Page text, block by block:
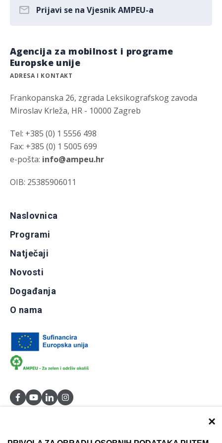
×
Prijavi se na Vjesnik AMPEU-a
Agencija za mobilnost i programe
Europske unije
ADRESA I KONTAKT
Frankopanska 26, zgrada Leksikografskog zavoda
Miroslav Krleža, HR - 10000 Zagreb
Tel: +385 (0) 1 5556 498
Fax: +385 (0) 1 5005 699
e-pošta: info@ampeu.hr
OIB: 25385906011
Naslovnica
Programi
Natječaji
Novosti
Događanja
O nama